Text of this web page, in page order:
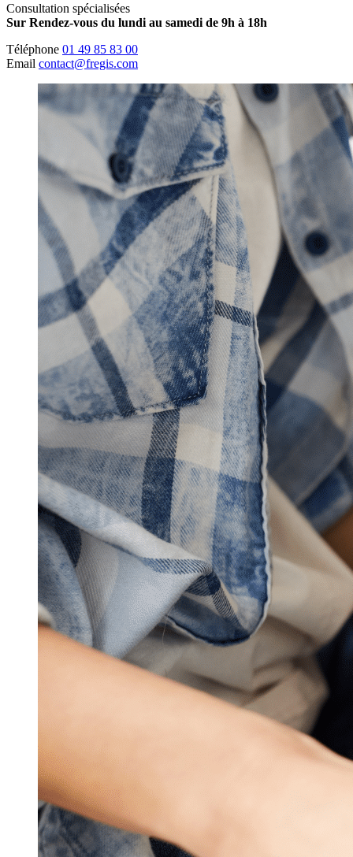
Consultation spécialisées
Sur Rendez-vous du lundi au samedi de 9h à 18h
Téléphone 01 49 85 83 00
Email contact@fregis.com